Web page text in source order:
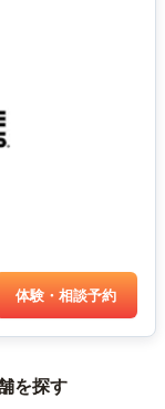
体験・相談予約
を探す